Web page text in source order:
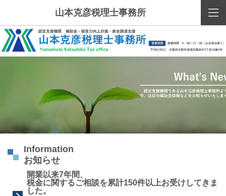
山本克彦税理士事務所
Information
お知らせ
開業以来7年間、
税金に関するご相談を累計150件以上お受けしてきま
した。